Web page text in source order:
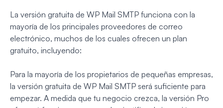
La versión gratuita de WP Mail SMTP funciona con la
mayoría de los principales proveedores de correo
electrónico, muchos de los cuales ofrecen un plan
gratuito, incluyendo:
Para la mayoría de los propietarios de pequeñas empresas,
la versión gratuita de WP Mail SMTP será suficiente para
empezar. A medida que tu negocio crezca, la versión Pro